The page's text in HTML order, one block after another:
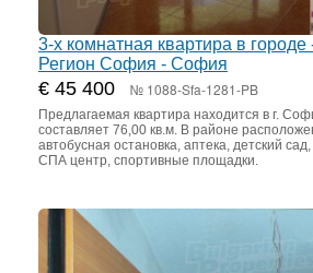
3-х комнатная квартира в городе
Регион София - София
€ 45 400 № 1088-Sfa-1281-PB
Предлагаемая квартира находится в г.
составляет 76,00 кв.м. В районе
автобусная остановка, аптека, детский
СПА центр, спортивные площадки.